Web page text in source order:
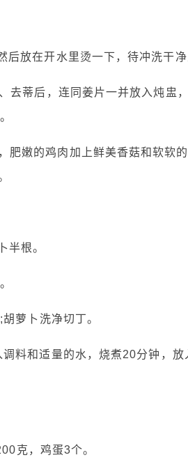
放在开水里烫一下，待冲洗干净
蒂后，连同姜片一并放入炖盅
嫩的鸡肉加上鲜美香菇和软软
根。
萝卜洗净切丁。
和适量的水，烧煮20分钟，放
克，鸡蛋3个。